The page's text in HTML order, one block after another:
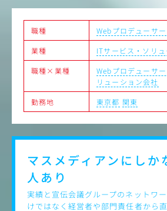
連携など幅広く関わりながら、web広
していただきます。
将来的には若手育成なども含め、チー
しての活躍を期待しています。
職種
Webプロデューサー
業種
ITサービス・ソリ
職種×業種
Webプロデューサ
リューション会社
勤務地
東京都 関東
マスメディアンにしか
人あり
実績と宣伝会議グループのネットワ
けではなく経営者や部門責任者から